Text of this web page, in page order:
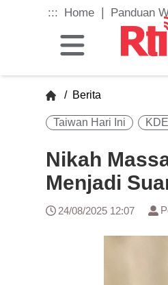
::: Home Panduan
/ Berita
Taiwan Hari Ini
Nikah
Menjadi
24/08/2025 12:07